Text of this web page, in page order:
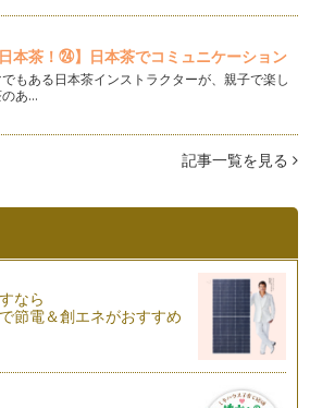
を決める!?
「日当たりがいい、明るい家がいい」と
たりがいい＝幸…
な情報をチェック！
内覧会に行った友人から「スロップシ
敷居が高い」って、思っていません
家が欲しいなぁ…
「そろそろマイホームがほしい」と思
みると「まだい…
コがいい！
する場合は、一般的に未完成のうちにモ
日本茶！㉔】日本茶でコミュニケーション
でもある日本茶インストラクターが、親子で楽し
あ…
記事一覧を見る
なら
節電＆創エネがおすすめ